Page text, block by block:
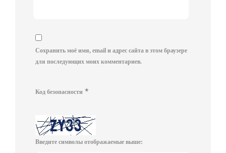
Сохранить моё имя, email и адрес сайта в этом браузере
для последующих моих комментариев.
Код безопасности *
Введите символы отображаемые выше: